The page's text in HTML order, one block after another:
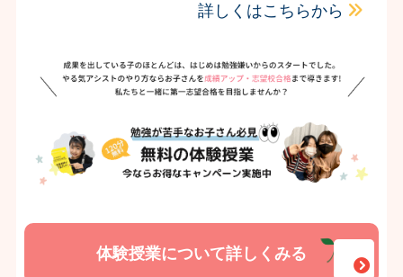
詳しくはこちらから
体験授業について詳しくみる